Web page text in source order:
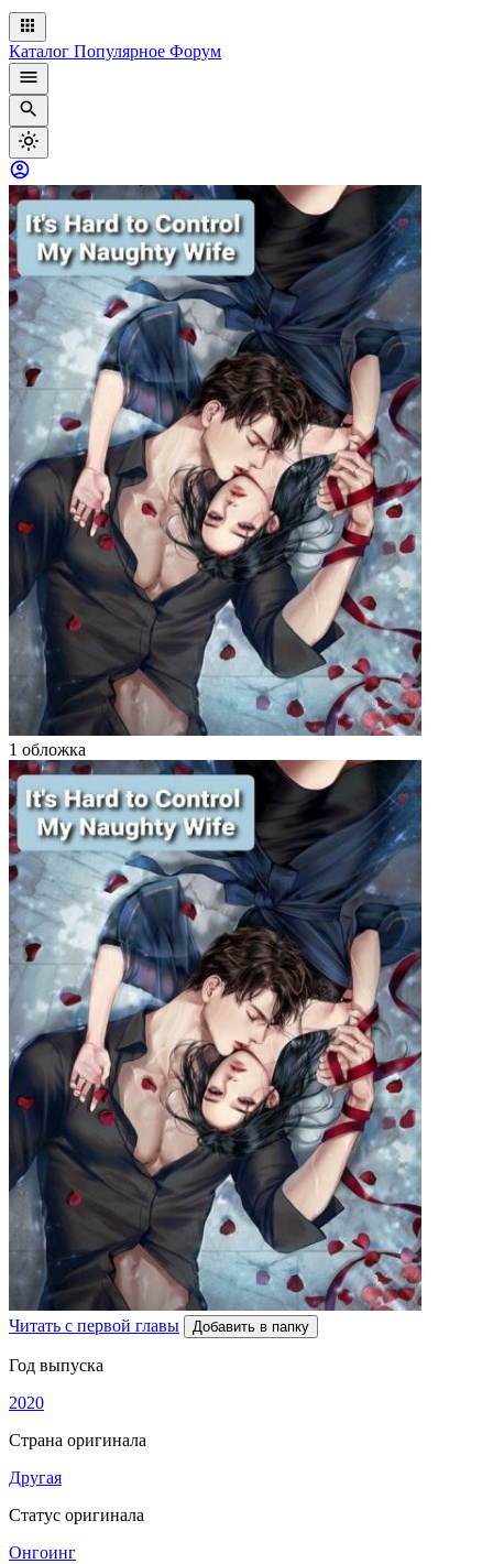
Каталог Популярное Форум
1 обложка
Читать с первой главы Добавить в папку
Год выпуска
2020
Страна оригинала
Другая
Статус оригинала
Онгоинг